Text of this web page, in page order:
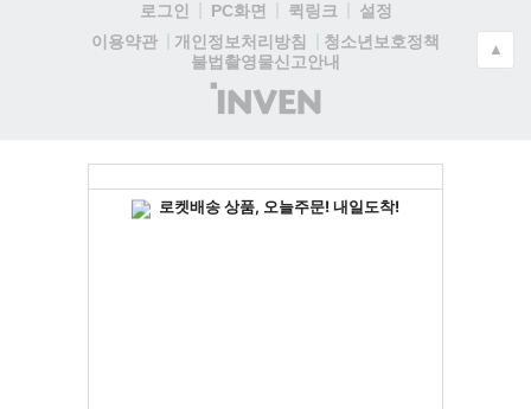
로그인 PC화면 퀵링크
설정
이용약관
개인정보처리방침
청소년보호정책
불법촬영물신고안내
(주)
인
▲